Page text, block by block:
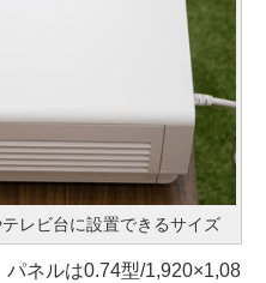
レビ台に設置できるサイズ
ネルは0.74型/1,920×1,08